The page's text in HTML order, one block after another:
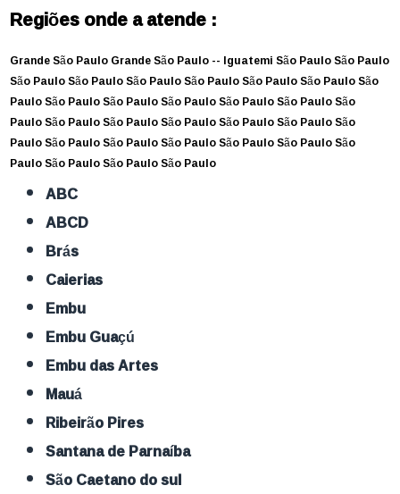
Regiões onde a atende :
Grande São PauloGrande São Paulo -- IguatemiSão PauloSão Paulo
São PauloSão PauloSão PauloSão PauloSão PauloSão PauloSão
PauloSão PauloSão PauloSão PauloSão PauloSão PauloSão
PauloSão PauloSão PauloSão PauloSão PauloSão PauloSão
PauloSão PauloSão PauloSão PauloSão PauloSão PauloSão
PauloSão PauloSão PauloSão Paulo
ABC
ABCD
Brás
Caierias
Embu
Embu Guaçú
Embu das Artes
Mauá
Ribeirão Pires
Santana de Parnaíba
São Caetano do sul